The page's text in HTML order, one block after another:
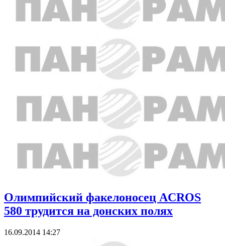
Олимпийский факелоносец ACROS
580 трудится на донских полях
16.09.2014 14:27